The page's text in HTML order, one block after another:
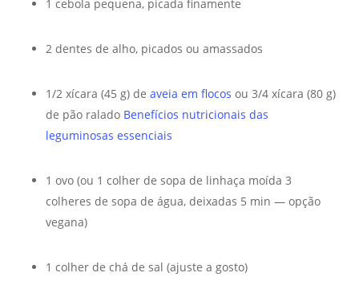
1 cebola pequena, picada finamente
2 dentes de alho, picados ou amassados
1/2 xícara (45 g) de aveia em flocos ou 3/4 xícara (80 g)
de pão ralado Benefícios nutricionais das
leguminosas essenciais
1 ovo (ou 1 colher de sopa de linhaça moída 3
colheres de sopa de água, deixadas 5 min — opção
vegana)
1 colher de chá de sal (ajuste a gosto)